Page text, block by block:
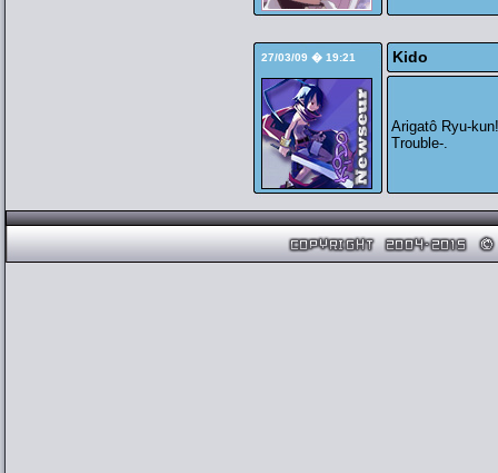
27/03/09 � 19:21 Kido
Arigatô Ryu-
Trouble-.